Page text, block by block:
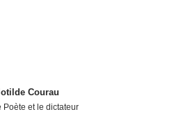
Courau
Poète et le dictateur